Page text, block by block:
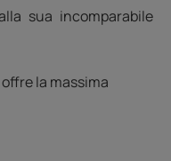
sua incomparabile
la massima